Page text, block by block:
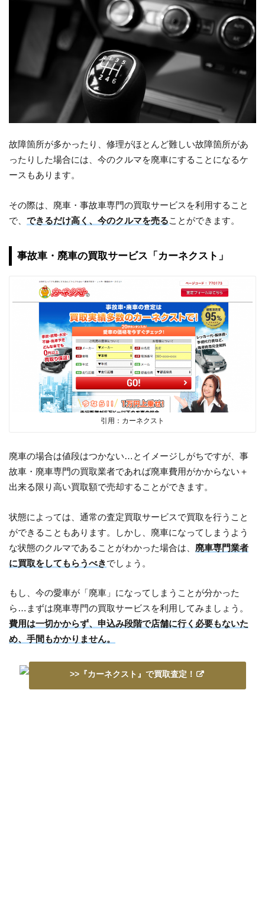
故障箇所が多かったり、修理がほとんど難しい故障箇所があ
ったりした場合には、今のクルマを廃車にすることになるケ
ースもあります。
その際は、廃車・事故車専門の買取サービスを利用すること
で、できるだけ高く、今のクルマを売ることができます。
事故車・廃車の買取サービス「カーネクスト」
引用：カーネクスト
廃車の場合は値段はつかない…とイメージしがちですが、事
故車・廃車専門の買取業者であれば廃車費用がかからない＋
出来る限り高い買取額で売却することができます。
状態によっては、通常の査定買取サービスで買取を行うこと
ができることもあります。しかし、廃車になってしまうよう
な状態のクルマであることがわかった場合は、 廃車専門業者
に買取をしてもらうべきでしょう。
もし、今の愛車が「廃車」になってしまうことが分かった
ら…まずは廃車専門の買取サービスを利用してみましょう。
費用は一切かからず、申込み段階で店舗に行く必要もないた
め、手間もかかりません。
>>『カーネクスト』で買取査定！